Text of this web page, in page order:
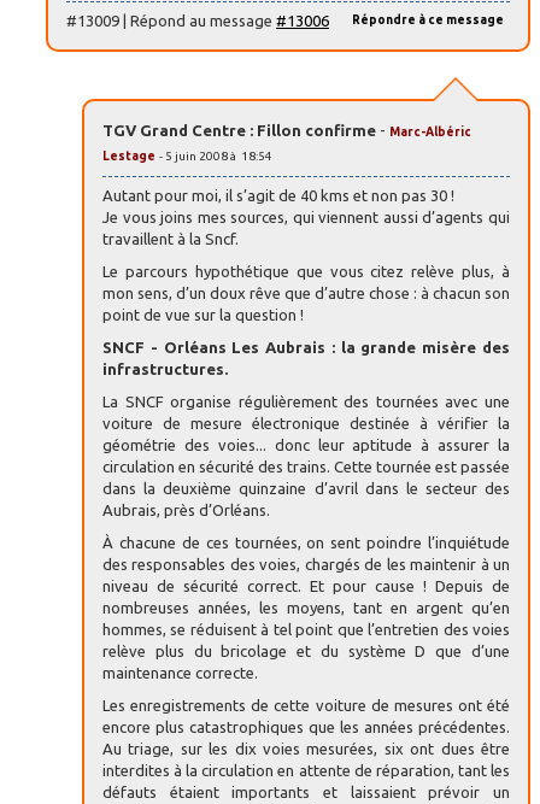
Répondre à ce message
#13009 | Répond au message #13006
TGV Grand Centre : Fillon confirme - Marc-Albéric
Lestage - 5 juin 2008 à 18:54
Autant pour moi, il s’agit de 40 kms et non pas 30 !
Je vous joins mes sources, qui viennent aussi d’agents qui
travaillent à la Sncf.
Le parcours hypothétique que vous citez relève plus, à
mon sens, d’un doux rêve que d’autre chose : à chacun son
point de vue sur la question !
SNCF - Orléans Les Aubrais : la grande misère des
infrastructures.
La SNCF organise régulièrement des tournées avec une
voiture de mesure électronique destinée à vérifier la
géométrie des voies... donc leur aptitude à assurer la
circulation en sécurité des trains. Cette tournée est passée
dans la deuxième quinzaine d’avril dans le secteur des
Aubrais, près d’Orléans.
À chacune de ces tournées, on sent poindre l’inquiétude
des responsables des voies, chargés de les maintenir à un
niveau de sécurité correct. Et pour cause ! Depuis de
nombreuses années, les moyens, tant en argent qu’en
hommes, se réduisent à tel point que l’entretien des voies
relève plus du bricolage et du système D que d’une
maintenance correcte.
Les enregistrements de cette voiture de mesures ont été
encore plus catastrophiques que les années précédentes.
Au triage, sur les dix voies mesurées, six ont dues être
interdites à la circulation en attente de réparation, tant les
défauts étaient importants et laissaient prévoir un